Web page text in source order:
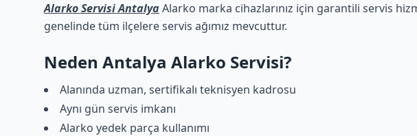
Alarko Servisi AntalyaAlarko marka cihazlarınız için garantili servis
genelinde tüm ilçelere servis ağımız mevcuttur.
Neden Antalya Alarko Servisi?
Alanında uzman, sertifikalı teknisyen kadrosu
Aynı gün servis imkanı
Alarko yedek parça kullanımı